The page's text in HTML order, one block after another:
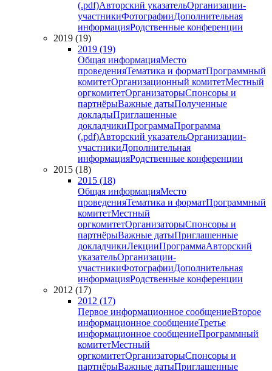
(.pdf)Авторский указательОрганизации-
участникиФотографииДополнительная
информацияРодственные конференции
2019 (19)
2019 (19)
Общая информацияМесто
проведенияТематика и форматПрограммный
комитетОрганизационный комитетМестный
оргкомитетОрганизаторыСпонсоры и
партнёрыВажные датыПолученные
докладыПриглашенные
докладчикиПрограммаПрограмма
(.pdf)Авторский указательОрганизации-
участникиДополнительная
информацияРодственные конференции
2015 (18)
2015 (18)
Общая информацияМесто
проведенияТематика и форматПрограммный
комитетМестный
оргкомитетОрганизаторыСпонсоры и
партнёрыВажные датыПриглашенные
докладчикиЛекцииПрограммаАвторский
указательОрганизации-
участникиФотографииДополнительная
информацияРодственные конференции
2012 (17)
2012 (17)
Первое информационное сообщениеВторое
информационное сообщениеТретье
информационное сообщениеПрограммный
комитетМестный
оргкомитетОрганизаторыСпонсоры и
партнёрыВажные датыПриглашенные